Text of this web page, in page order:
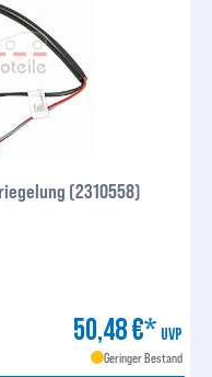
(2310558)
50,48 €* UVP
Geringer Bestand